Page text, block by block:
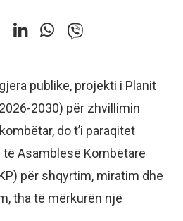
publike, projekti i Planit
2030) për zhvillimin
do t’i paraqitet
Asamblesë Kombëtare
për shqyrtim, miratim dhe
tha të mërkurën një